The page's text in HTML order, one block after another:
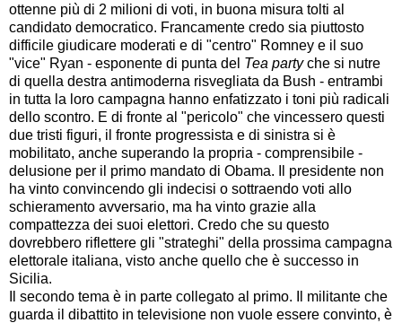
ottenne più di 2 milioni di voti, in buona misura tolti al
candidato democratico. Francamente credo sia piuttosto
difficile giudicare moderati e di "centro" Romney e il suo
"vice" Ryan - esponente di punta del Tea partyche si nutre
di quella destra antimoderna risvegliata da Bush - entrambi
in tutta la loro campagna hanno enfatizzato i toni più radicali
dello scontro. E di fronte al "pericolo" che vincessero questi
due tristi figuri, il fronte progressista e di sinistra si è
mobilitato, anche superando la propria - comprensibile -
delusione per il primo mandato di Obama. Il presidente non
ha vinto convincendo gli indecisi o sottraendo voti allo
schieramento avversario, ma ha vinto grazie alla
compattezza dei suoi elettori. Credo che su questo
dovrebbero riflettere gli "strateghi" della prossima campagna
elettorale italiana, visto anche quello che è successo in
Sicilia.
Il secondo tema è in parte collegato al primo. Il militante che
guarda il dibattito in televisione non vuole essere convinto, è